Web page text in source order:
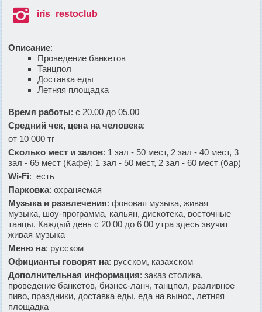
 iris_restoclub
Описание:
Проведение банкетов
Танцпол
Доставка еды
Летняя площадка
Время работы: с 20.00 до 05.00
Средний чек, цена на человека:
от 10 000 тг
Сколько мест и залов: 1 зал - 50 мест, 2 зал - 40 мест, 3
зал - 65 мест (Кафе); 1 зал - 50 мест, 2 зал - 60 мест (бар)
Wi-Fi: есть
Парковка: охраняемая
Музыка и развлечения: фоновая музыка, живая
музыка, шоу-программа, кальян, дискотека, восточные
танцы, Каждый день с 20 00 до 6 00 утра здесь звучит
живая музыка
Меню на: русском
Официанты говорят на: русском, казахском
Дополнительная информация: заказ столика,
проведение банкетов, бизнес-ланч, танцпол, разливное
пиво, праздники, доставка еды, еда на вынос, летняя
площадка